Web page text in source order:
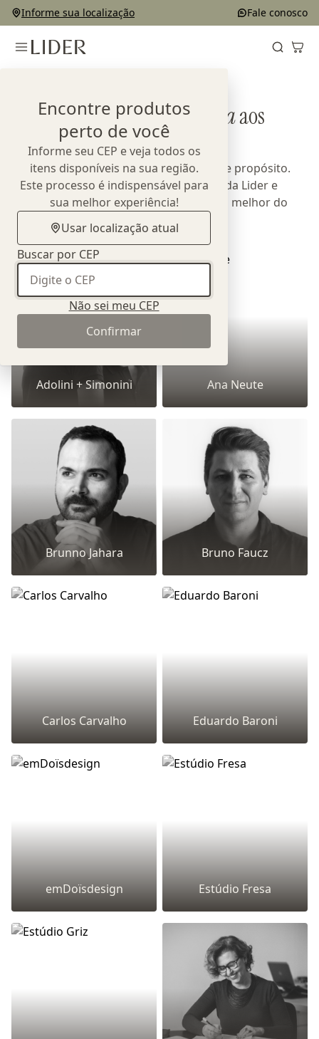
Informe sua localização Fale conosco
Encontre produtos
perto de você
Informe seu CEP e veja todos os
itens disponíveis na sua região.
Este processo é indispensável para
sua melhor experiência!
Usar localização atual
Buscar por CEP
Não sei meu CEP
Confirmar
Conheçaquem dá vidaaos
produtos Lider
Parcerias que unem talento, técnica e propósito.
Cada coleção expressa a essência da Lider e
reafirma nosso compromisso com o melhor do
Adolini + Simonini Ana Neute
Brunno Jahara Bruno Faucz
Carlos Carvalho Eduardo Baroni
emDoïsdesign Estúdio Fresa